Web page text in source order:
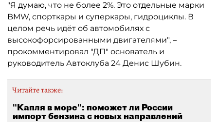
"Я думаю, что не более 2%. Это отдельные марки
BMW, спорткары и суперкары, гидроциклы. В
целом речь идёт об автомобилях с
высокофорсированными двигателями", –
прокомментировал "ДП" основатель и
руководитель Автоклуба 24 Денис Шубин.
Читайте также:
"Капля в море": поможет ли России
импорт бензина с новых направлений